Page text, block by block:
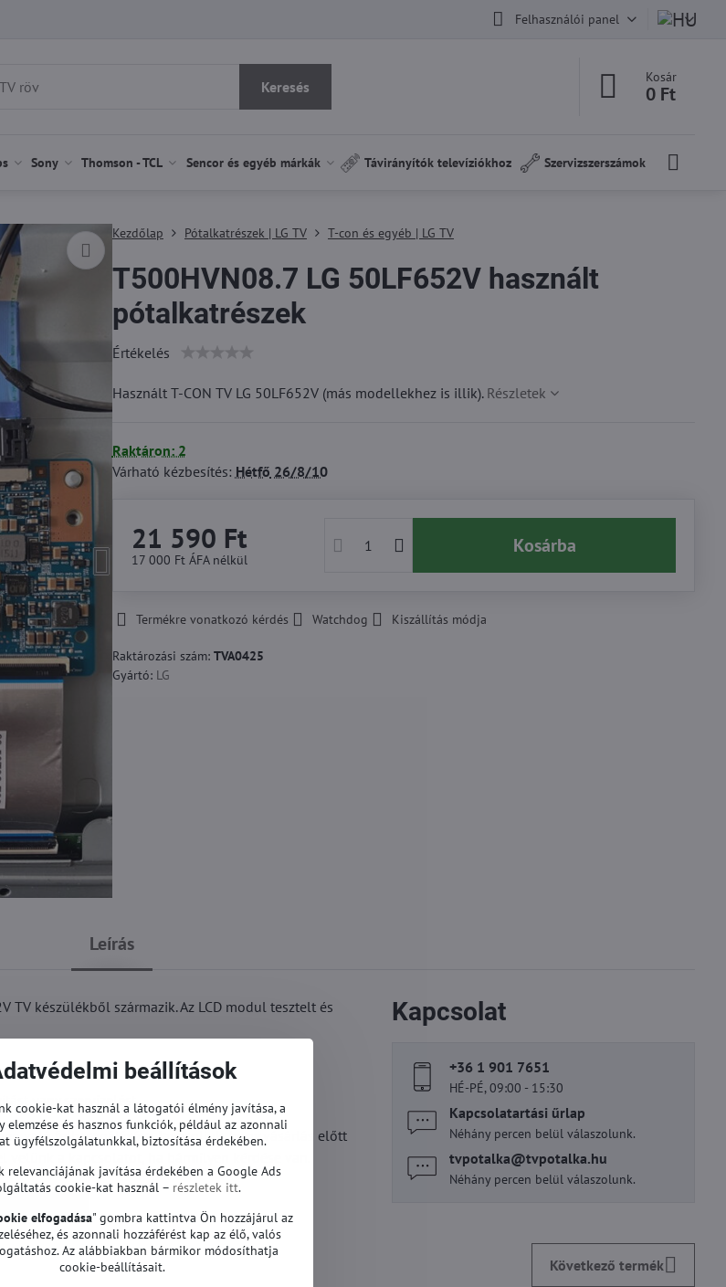
Felhasználói panel
Keresés
Kosár
0 Ft
Sony Thomson - TCL Sencor és egyéb márkák Távirányítók televíziókhoz Szervizszerszámok
Kezdőlap Pótalkatrészek | LG TV T-con és egyéb | LG TV
T500HVN08.7 LG 50LF652V használt
pótalkatrészek
Értékelés
Használt T-CON TV LG 50LF652V (más modellekhez is illik). Részletek
Raktáron: 2
Várható kézbesítés: Hétfő 26/8/10
21 590 Ft
17 000 Ft ÁFA nélkül
Kosárba
Termékre vonatkozó kérdés Watchdog Kiszállítás módja
Raktározási szám: TVA0425
Gyártó: LG
Leírás
TV készülékből származik. Az LCD modul tesztelt és
vagy szervizelést.
való felhasználására. Javasoljuk, hogy vásárlás előtt
a kapcsolatot, ha bármilyen kérdése van.
Kapcsolat
+36 1 901 7651
HÉ-PÉ, 09:00 - 15:30
Kapcsolatartási űrlap
Néhány percen belül válaszolunk.
tvpotalka​@tvpotalka​.hu
Néhány percen belül válaszolunk.
Következő termék
beállítások
cookie-kat használ a látogatói élmény javítása, a
elemzése és hasznos funkciók, például az azonnali
ügyfélszolgálatunkkal, biztosítása érdekében.
relevanciájának javítása érdekében a Google Ads
cookie-kat használ – részletek itt.
elfogadása" gombra kattintva Ön hozzájárul az
és azonnali hozzáférést kap az élő, valós
Az alábbiakban bármikor módosíthatja
cookie-beállításait.